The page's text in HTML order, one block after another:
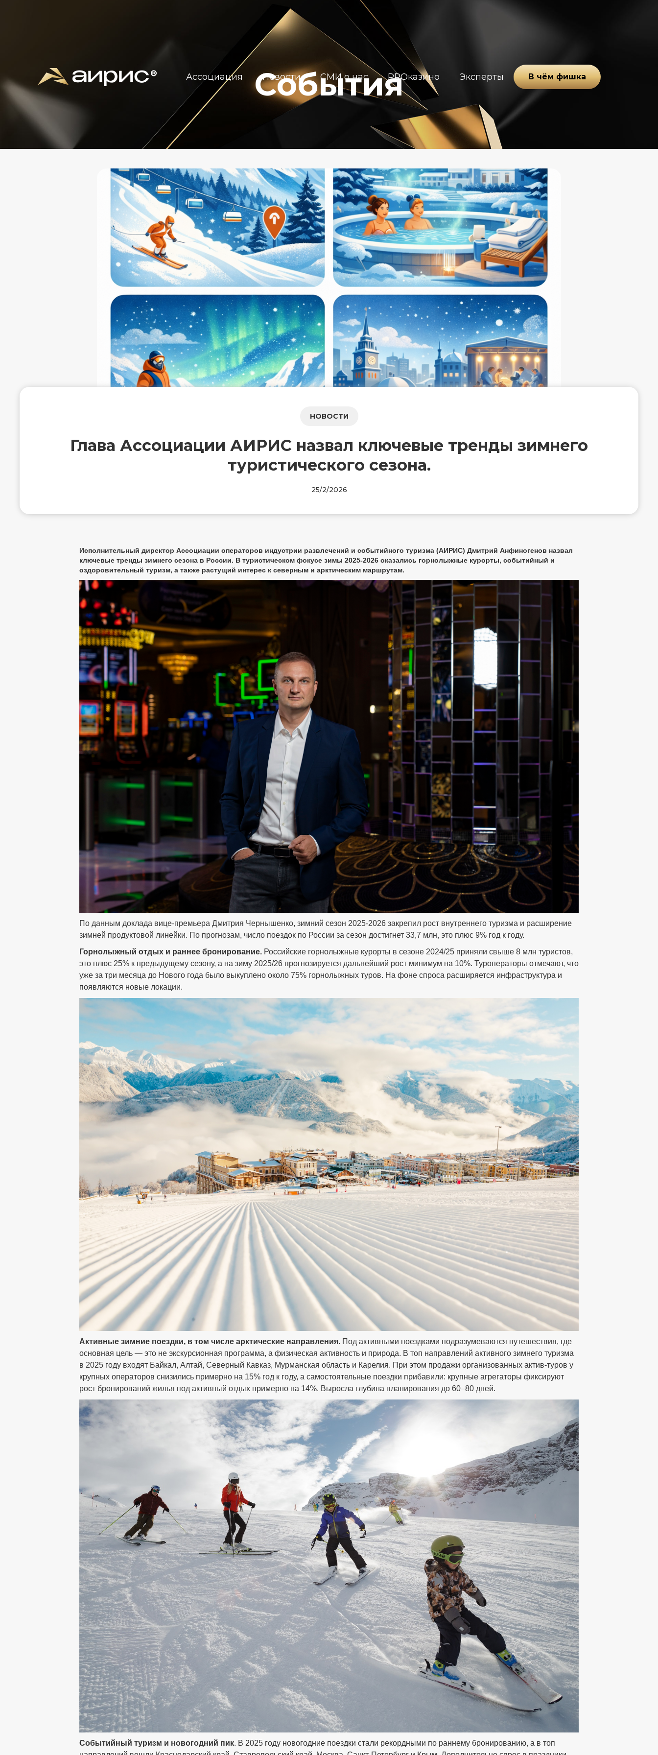
Ассоциация Новости СМИ о нас PROказино Эксперты В чём фишка
События
НОВОСТИ
Глава Ассоциации АИРИС назвал ключевые тренды зимнего
туристического сезона.
25/2/2026
Исполнительный директор Ассоциации операторов индустрии развлечений и событийного туризма (АИРИС) Дмитрий Анфиногенов назвал
ключевые тренды зимнего сезона в России. В туристическом фокусе зимы 2025-2026 оказались горнолыжные курорты, событийный и
оздоровительный туризм, а также растущий интерес к северным и арктическим маршрутам.
По данным доклада вице-премьера Дмитрия Чернышенко, зимний сезон 2025-2026 закрепил рост внутреннего туризма и расширение
зимней продуктовой линейки. По прогнозам, число поездок по России за сезон достигнет 33,7 млн, это плюс 9% год к году.
Горнолыжный отдых и раннее бронирование. Российские горнолыжные курорты в сезоне 2024/25 приняли свыше 8 млн туристов,
это плюс 25% к предыдущему сезону, а на зиму 2025/26 прогнозируется дальнейший рост минимум на 10%. Туроператоры отмечают, что
уже за три месяца до Нового года было выкуплено около 75% горнолыжных туров. На фоне спроса расширяется инфраструктура и
появляются новые локации.
Активные зимние поездки, в том числе арктические направления. Под активными поездками подразумеваются путешествия, где
основная цель — это не экскурсионная программа, а физическая активность и природа. В топ направлений активного зимнего туризма
в 2025 году входят Байкал, Алтай, Северный Кавказ, Мурманская область и Карелия. При этом продажи организованных актив-туров у
крупных операторов снизились примерно на 15% год к году, а самостоятельные поездки прибавили: крупные агрегаторы фиксируют
рост бронирований жилья под активный отдых примерно на 14%. Выросла глубина планирования до 60–80 дней.
Событийный туризм и новогодний пик. В 2025 году новогодние поездки стали рекордными по раннему бронированию, а в топ